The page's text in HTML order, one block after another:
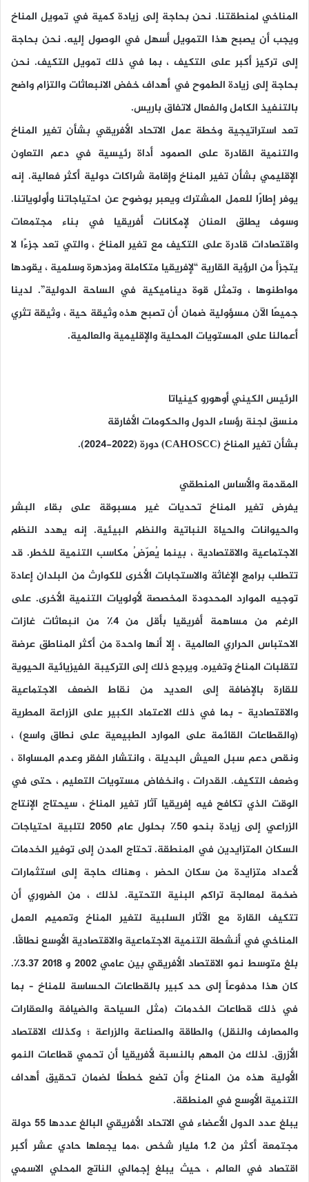
المناخي لمنطقتنا. نحن بحاجة إلى زيادة كمية في تمويل المناخ
ويجب أن يصبح هذا التمويل أسهل في الوصول إليه. نحن بحاجة
إلى تركيز أكبر على التكيف ، بما في ذلك تمويل التكيف. نحن
بحاجة إلى زيادة الطموح في أهداف خفض الانبعاثات والتزام واضح
بالتنفيذ الكامل والفعال لاتفاق باريس.
تعد استراتيجية وخطة عمل الاتحاد الأفريقي بشأن تغير المناخ
والتنمية القادرة على الصمود أداة رئيسية في دعم التعاون
الإقليمي بشأن تغير المناخ وإقامة شراكات دولية أكثر فعالية. إنه
يوفر إطارًا للعمل المشترك ويعبر بوضوح عن احتياجاتنا وأولوياتنا.
وسوف يطلق العنان لإمكانات أفريقيا في بناء مجتمعات
واقتصادات قادرة على التكيف مع تغير المناخ ، والتي تعد جزءًا لا
يتجزأ من الرؤية القارية “لإفريقيا متكاملة ومزدهرة وسلمية ، يقودها
مواطنوها ، وتمثل قوة ديناميكية في الساحة الدولية”. لدينا
جميعًا الآن مسؤولية ضمان أن تصبح هذه وثيقة حية ، وثيقة تثري
أعمالنا على المستويات المحلية والإقليمية والعالمية.
الرئيس الكيني أوهورو كينياتا
منسق لجنة رؤساء الدول والحكومات الأفارقة
بشأن تغير المناخ (CAHOSCC) دورة (2022-2024).
المقدمة والأساس المنطقي
يفرض تغير المناخ تحديات غير مسبوقة على بقاء البشر
والحيوانات والحياة النباتية والنظم البيئية. إنه يهدد النظم
الاجتماعية والاقتصادية ، بينما يُعرّضُ مكاسب التنمية للخطر. قد
تتطلب برامج الإغاثة والاستجابات الأخرى للكوارث من البلدان إعادة
توجيه الموارد المحدودة المخصصة لأولويات التنمية الأخرى. على
الرغم من مساهمة أفريقيا بأقل من 4٪ من انبعاثات غازات
الاحتباس الحراري العالمية ، إلا أنها واحدة من أكثر المناطق عرضة
لتقلبات المناخ وتغيره. ويرجع ذلك إلى التركيبة الفيزيائية الحيوية
للقارة بالإضافة إلى العديد من نقاط الضعف الاجتماعية
والاقتصادية – بما في ذلك الاعتماد الكبير على الزراعة المطرية
(والقطاعات القائمة على الموارد الطبيعية على نطاق واسع) ،
ونقص دعم سبل العيش البديلة ، وانتشار الفقر وعدم المساواة ،
وضعف التكيف. القدرات ، وانخفاض مستويات التعليم ، حتى في
الوقت الذي تكافح فيه إفريقيا آثار تغير المناخ ، سيحتاج الإنتاج
الزراعي إلى زيادة بنحو 50٪ بحلول عام 2050 لتلبية احتياجات
السكان المتزايدين في المنطقة. تحتاج المدن إلى توفير الخدمات
لأعداد متزايدة من سكان الحضر ، وهناك حاجة إلى استثمارات
ضخمة لمعالجة تراكم البنية التحتية. لذلك ، من الضروري أن
تتكيف القارة مع الآثار السلبية لتغير المناخ وتعميم العمل
المناخي في أنشطة التنمية الاجتماعية والاقتصادية الأوسع نطاقًا.
بلغ متوسط نمو الاقتصاد الأفريقي بين عامي 2002 و 2018 3.37٪.
كان هذا مدفوعاً إلى حد كبير بالقطاعات الحساسة للمناخ – بما
في ذلك قطاعات الخدمات (مثل السياحة والضيافة والعقارات
والمصارف والنقل) والطاقة والصناعة والزراعة ؛ وكذلك الاقتصاد
الأزرق. لذلك من المهم بالنسبة لأفريقيا أن تحمي قطاعات النمو
الأولية هذه من المناخ وأن تضع خططًا لضمان تحقيق أهداف
التنمية الأوسع في المنطقة.
يبلغ عدد الدول الأعضاء في الاتحاد الأفريقي البالغ عددها 55 دولة
مجتمعة أكثر من 1.2 مليار شخص ،مما يجعلها حادي عشر أكبر
اقتصاد في العالم ، حيث يبلغ إجمالي الناتج المحلي الاسمي